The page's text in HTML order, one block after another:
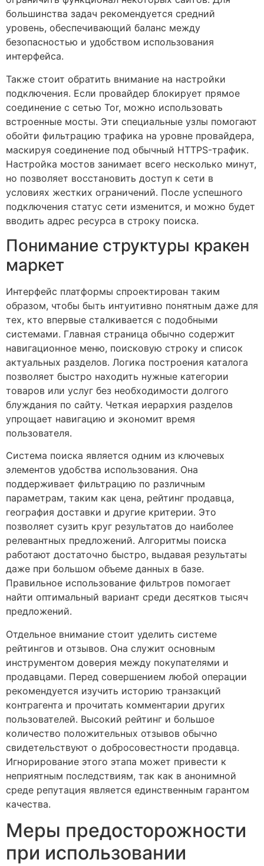
большинства задач рекомендуется средний
уровень, обеспечивающий баланс между
безопасностью и удобством использования
интерфейса.
Также стоит обратить внимание на настройки
подключения. Если провайдер блокирует прямое
соединение с сетью Tor, можно использовать
встроенные мосты. Эти специальные узлы помогают
обойти фильтрацию трафика на уровне провайдера,
маскируя соединение под обычный HTTPS-трафик.
Настройка мостов занимает всего несколько минут,
но позволяет восстановить доступ к сети в
условиях жестких ограничений. После успешного
подключения статус сети изменится, и можно будет
вводить адрес ресурса в строку поиска.
Понимание структуры кракен
маркет
Интерфейс платформы спроектирован таким
образом, чтобы быть интуитивно понятным даже для
тех, кто впервые сталкивается с подобными
системами. Главная страница обычно содержит
навигационное меню, поисковую строку и список
актуальных разделов. Логика построения каталога
позволяет быстро находить нужные категории
товаров или услуг без необходимости долгого
блуждания по сайту. Четкая иерархия разделов
упрощает навигацию и экономит время
пользователя.
Система поиска является одним из ключевых
элементов удобства использования. Она
поддерживает фильтрацию по различным
параметрам, таким как цена, рейтинг продавца,
география доставки и другие критерии. Это
позволяет сузить круг результатов до наиболее
релевантных предложений. Алгоритмы поиска
работают достаточно быстро, выдавая результаты
даже при большом объеме данных в базе.
Правильное использование фильтров помогает
найти оптимальный вариант среди десятков тысяч
предложений.
Отдельное внимание стоит уделить системе
рейтингов и отзывов. Она служит основным
инструментом доверия между покупателями и
продавцами. Перед совершением любой операции
рекомендуется изучить историю транзакций
контрагента и прочитать комментарии других
пользователей. Высокий рейтинг и большое
количество положительных отзывов обычно
свидетельствуют о добросовестности продавца.
Игнорирование этого этапа может привести к
неприятным последствиям, так как в анонимной
среде репутация является единственным гарантом
качества.
Меры предосторожности
при использовании